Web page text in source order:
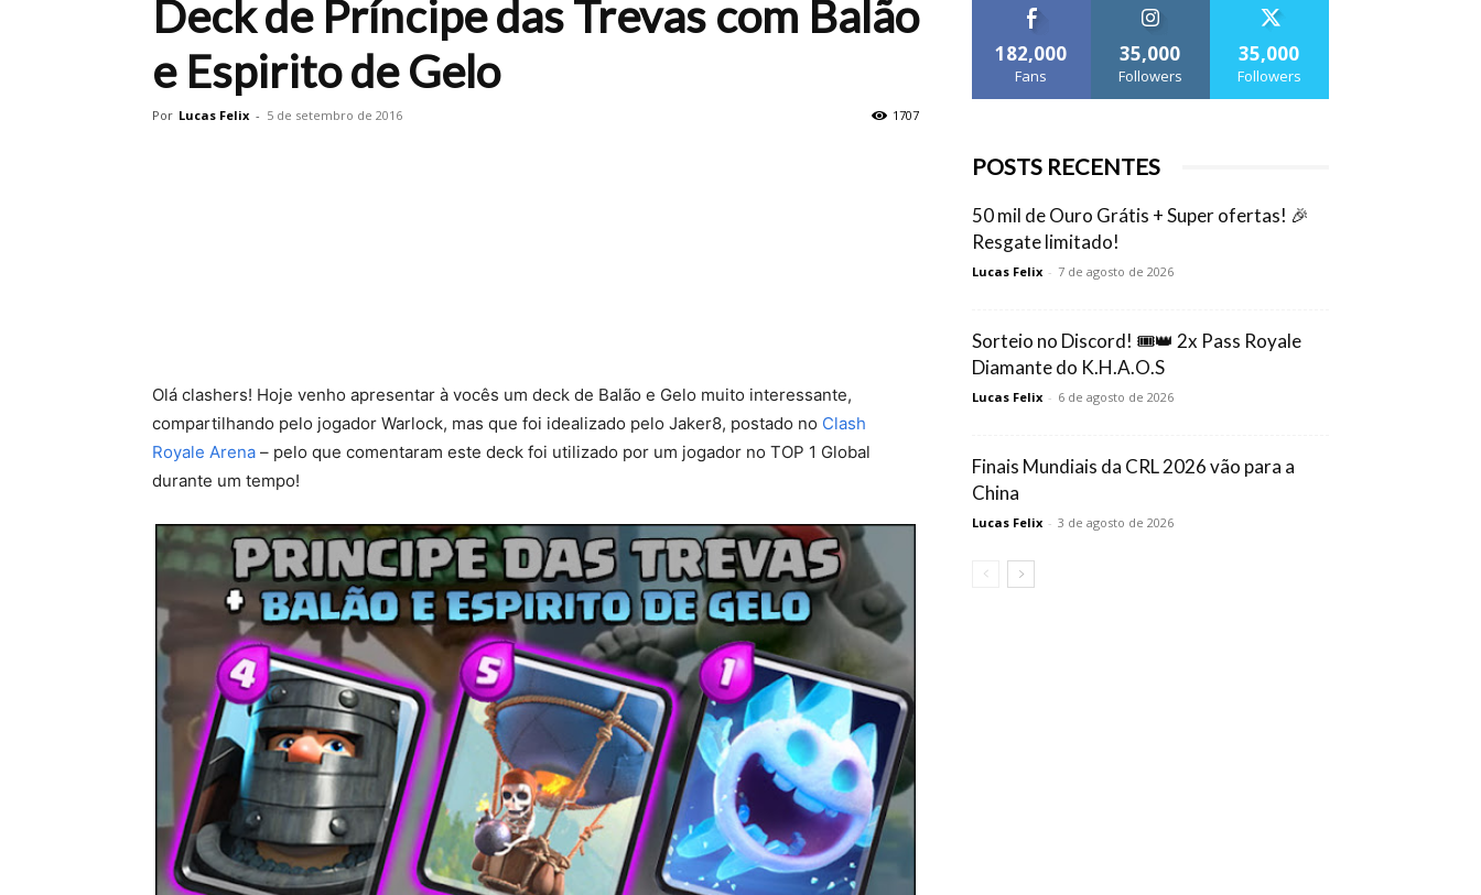
Deck de Príncipe das Trevas com Balão
e Espirito de Gelo
Por Lucas Felix - 5 de setembro de 2016 1707
Olá clashers! Hoje venho apresentar à vocês um deck de Balão e Gelo muito interessante,
compartilhando pelo jogador Warlock, mas que foi idealizado pelo Jaker8, postado no Clash
Royale Arena – pelo que comentaram este deck foi utilizado por um jogador no TOP 1 Global
durante um tempo!
182,000
Fans
35,000
Followers
35,000
Followers
POSTS RECENTES
50 mil de Ouro Grátis + Super ofertas! 🎉
Resgate limitado!
Lucas Felix - 7 de agosto de 2026
Sorteio no Discord! 🎟️👑 2x Pass Royale
Diamante do K.H.A.O.S
Lucas Felix - 6 de agosto de 2026
Finais Mundiais da CRL 2026 vão para a
China
Lucas Felix - 3 de agosto de 2026